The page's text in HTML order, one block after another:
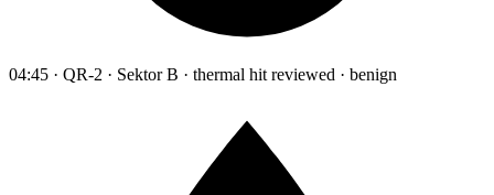
04:45 · QR-2 · Sektor B · thermal hit reviewed · benign